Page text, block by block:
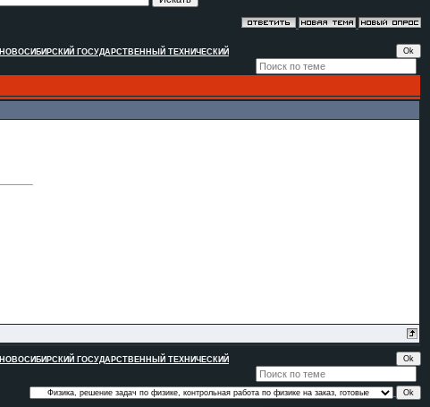
НОВОСИБИРСКИЙ ГОСУДАРСТВЕННЫЙ ТЕХНИЧЕСКИЙ
НОВОСИБИРСКИЙ ГОСУДАРСТВЕННЫЙ ТЕХНИЧЕСКИЙ